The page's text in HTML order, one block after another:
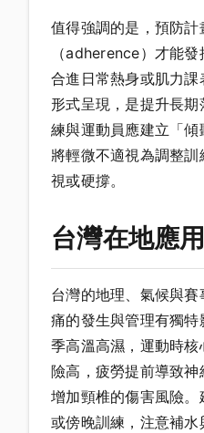
值得強調的是，預防計
（adherence）才能
合進日常熱身或肌力
形式呈現，是提升長
練與運動員應建立「傾
將輕微不適視為調整
視或硬撐。
台灣在地應用
台灣的地理、氣候與
痛的發生與管理有獨
季高溫高濕，運動時
險高，疲勞提前導致
增加頸椎的傷害風險
或傍晚訓練，注意補